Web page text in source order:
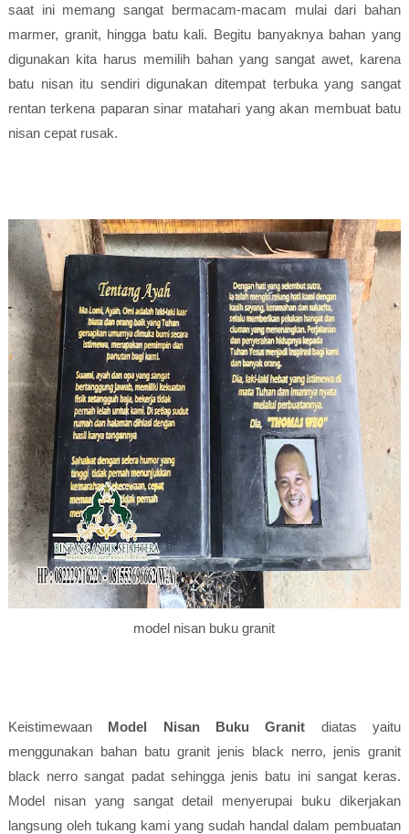
saat ini memang sangat bermacam-macam mulai dari bahan
marmer, granit, hingga batu kali. Begitu banyaknya bahan yang
digunakan kita harus memilih bahan yang sangat awet, karena
batu nisan itu sendiri digunakan ditempat terbuka yang sangat
rentan terkena paparan sinar matahari yang akan membuat batu
nisan cepat rusak.
model nisan buku granit
Keistimewaan Model Nisan Buku Granit diatas yaitu
menggunakan bahan batu granit jenis black nerro, jenis granit
black nerro sangat padat sehingga jenis batu ini sangat keras.
Model nisan yang sangat detail menyerupai buku dikerjakan
langsung oleh tukang kami yang sudah handal dalam pembuatan